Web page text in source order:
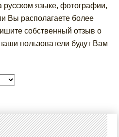
языке, фотографии,
Вы располагаете более
собственный отзыв о
пользователи будут Вам